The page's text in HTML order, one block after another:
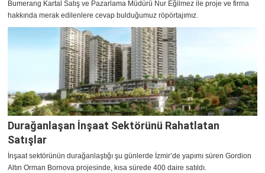
Bumerang Kartal Satış ve Pazarlama Müdürü Nur Eğilmez ile proje ve firma
hakkında merak edilenlere cevap bulduğumuz röpörtajımız.
Durağanlaşan İnşaat Sektörünü Rahatlatan
Satışlar
İnşaat sektörünün durağanlaştığı şu günlerde İzmir’de yapımı süren Gordion
Altın Orman Bornova projesinde, kısa sürede 400 daire satıldı.